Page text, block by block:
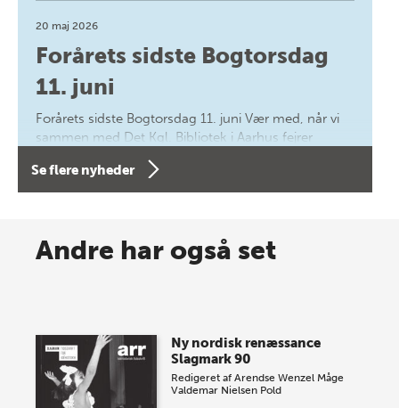
20 maj 2026
Forårets sidste Bogtorsdag
11. juni
Forårets sidste Bogtorsdag 11. juni Vær med, når vi
sammen med Det Kgl. Bibliotek i Aarhus fejrer
forfatterne bag vores nyes…
Spar op til 70% til sommer-
onsdag den 10. j…
Se flere nyheder
Andre har også set
Ny nordisk renæssance
Slagmark 90
Redigeret afArendse Wenzel Måge
Valdemar Nielsen Pold